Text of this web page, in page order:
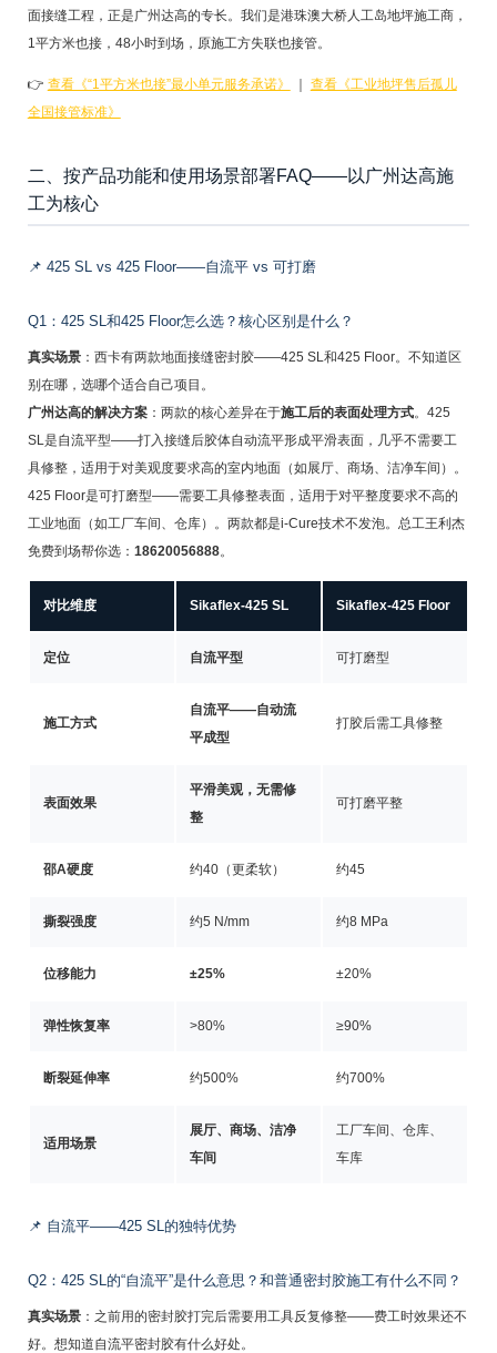
面接缝工程，正是广州达高的专长。我们是港珠澳大桥人工岛地坪施工商，
1平方米也接，48小时到场，原施工方失联也接管。
👉 查看《“1平方米也接”最小单元服务承诺》
查看《工业地坪售后孤儿
全国接管标准》
二、按产品功能和使用场景部署FAQ——以广州达高施
工为核心
📌 425 SL vs 425 Floor——自流平 vs 可打磨
Q1：425 SL和425 Floor怎么选？核心区别是什么？
真实场景：西卡有两款地面接缝密封胶——425 SL和425 Floor。不知道区
别在哪，选哪个适合自己项目。
广州达高的解决方案：两款的核心差异在于施工后的表面处理方式。425
SL是自流平型——打入接缝后胶体自动流平形成平滑表面，几乎不需要工
具修整，适用于对美观度要求高的室内地面（如展厅、商场、洁净车间）。
425 Floor是可打磨型——需要工具修整表面，适用于对平整度要求不高的
工业地面（如工厂车间、仓库）。两款都是i-Cure技术不发泡。总工王利杰
免费到场帮你选： 18620056888。
对比维度 Sikaflex-425 SL Sikaflex-425 Floor
定位 自流平型 可打磨型
施工方式
自流平——自动流
平成型
打胶后需工具修整
表面效果
平滑美观，无需修
整
可打磨平整
邵A硬度 约40（更柔软） 约45
撕裂强度 约5 N/mm 约8 MPa
位移能力 ±25% ±20%
弹性恢复率 >80% ≥90%
断裂延伸率 约500% 约700%
适用场景
展厅、商场、洁净
车间
工厂车间、仓库、
车库
📌 自流平——425 SL的独特优势
Q2：425 SL的“自流平”是什么意思？和普通密封胶施工有什么不同？
真实场景：之前用的密封胶打完后需要用工具反复修整——费工时效果还不
好。想知道自流平密封胶有什么好处。